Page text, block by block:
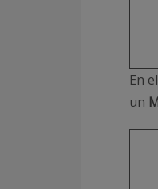
En
un